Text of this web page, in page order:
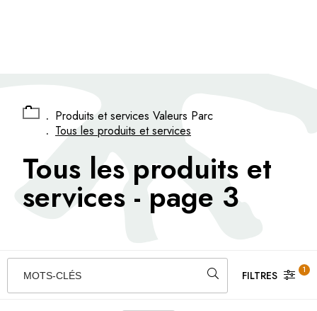
. Produits et services Valeurs Parc
. Tous les produits et services
Tous les produits et
services - page 3
MOTS-CLÉS FILTRES 1